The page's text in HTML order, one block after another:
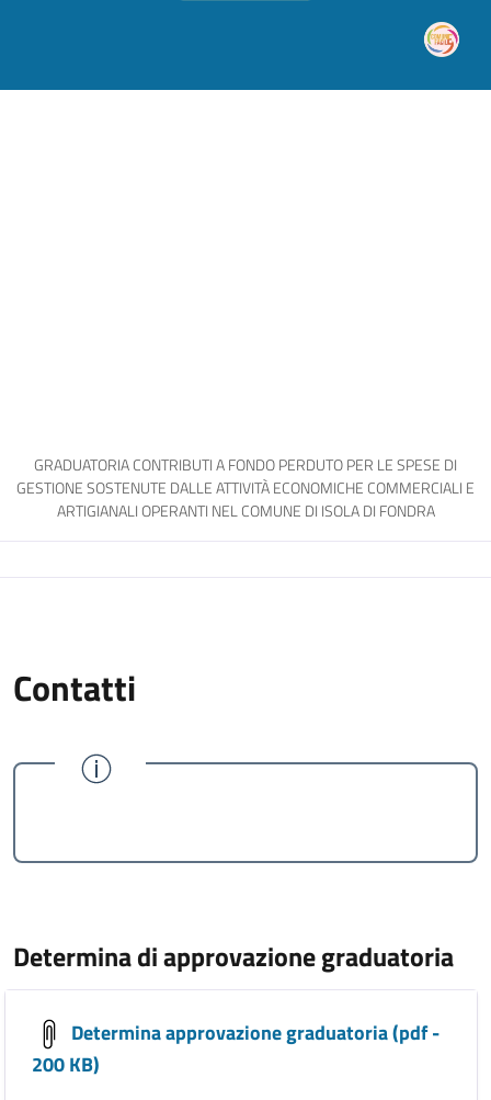
GRADUATORIA CONTRIBUTI A FONDO PERDUTO PER LE SPESE DI
GESTIONE SOSTENUTE DALLE ATTIVITÀ ECONOMICHE COMMERCIALI E
ARTIGIANALI OPERANTI NEL COMUNE DI ISOLA DI FONDRA
Contatti
Determina di approvazione graduatoria
Determina approvazione graduatoria (pdf -
200 KB)